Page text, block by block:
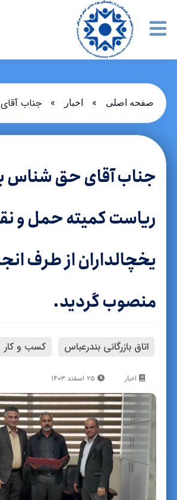
صفحه اصلی » اخبار » جناب آقای حق شناس به سمت ریاست
جناب آقای حق شناس
ریاست کمیته حمل و
یخچالداران از طرف
منصوب گردید.
اتاق بازرگانی بندرعباس کسب و کار
اخبار